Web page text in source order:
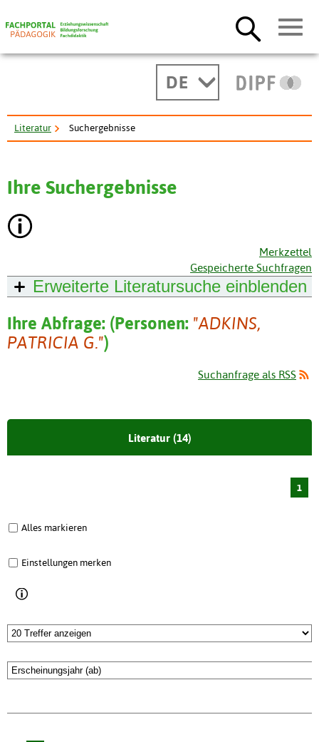
DE
Literatur Suchergebnisse
Ihre Suchergebnisse
Merkzettel
Gespeicherte Suchfragen
Erweiterte Literatursuche einblenden
Ihre Abfrage: (Personen: "ADKINS,
PATRICIA G.")
Suchanfrage als RSS
Literatur (14)
1
Alles markieren
Einstellungen merken